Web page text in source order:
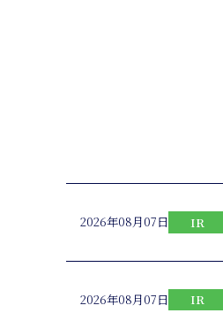
2026年08月07日 IR
2026年08月07日 IR